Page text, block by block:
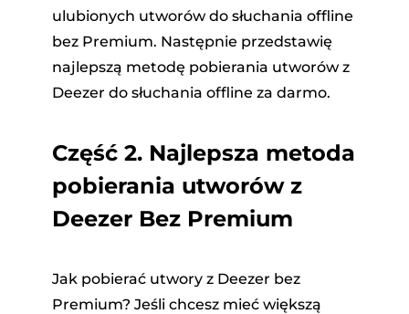
ulubionych utworów do słuchania offline
bez Premium. Następnie przedstawię
najlepszą metodę pobierania utworów z
Deezer do słuchania offline za darmo.
Część 2. Najlepsza metoda
pobierania utworów z
Deezer Bez Premium
Jak pobierać utwory z Deezer bez
Premium? Jeśli chcesz mieć większą